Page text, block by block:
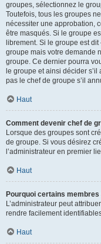
groupes, sélectionnez le
Toutefois, tous les groupes
nécessiter une approbation,
être masqués. Si le groupe
librement. Si le groupe est
groupe mais votre demande
groupe. Ce dernier pourra
le groupe et ainsi décider
pas le chef de groupe s’il
Haut
Comment devenir chef de
Lorsque des groupes sont
de groupe. Si vous désirez
l’administrateur en premier
Haut
Pourquoi certains
L’administrateur peut
rendre facilement
Haut